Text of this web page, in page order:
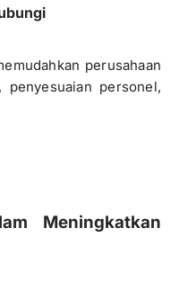
perusahaan
penyesuaian personel,
Meningkatkan